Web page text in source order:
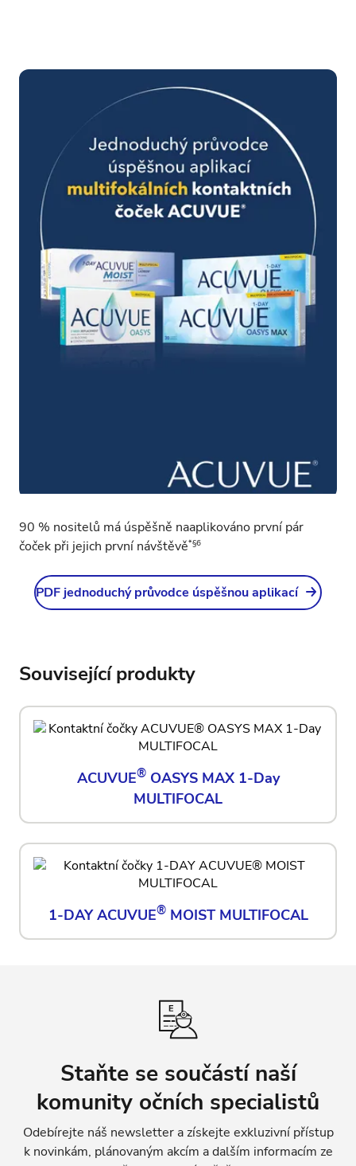
90 % nositelů má úspěšně naaplikováno první pár
čoček při jejich první návštěvě*§6
PDF jednoduchý průvodce úspěšnou aplikací
Související produkty
ACUVUE®OASYS MAX 1-Day
MULTIFOCAL
1-DAY ACUVUE®MOIST MULTIFOCAL
Staňte se součástí naší
komunity očních specialistů
Odebírejte náš newsletter a získejte exkluzivní přístup
k novinkám, plánovaným akcím a dalším informacím ze